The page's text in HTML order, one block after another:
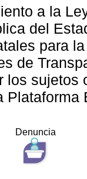
a la
del
para
de
los sujetos
Plataforma
Denuncia